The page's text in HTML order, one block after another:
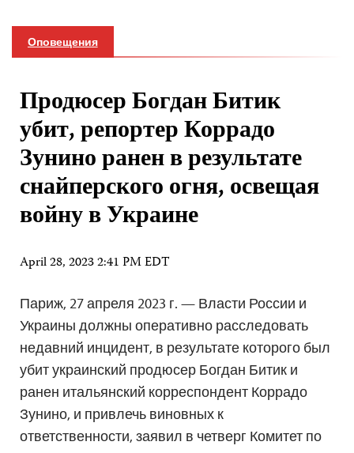
Оповещения
Продюсер Богдан Битик
убит, репортер Коррадо
Зунино ранен в результате
снайперского огня, освещая
войну в Украине
April 28, 2023 2:41 PM EDT
Париж, 27 апреля 2023 г. — Власти России и
Украины должны оперативно расследовать
недавний инцидент, в результате которого был
убит украинский продюсер Богдан Битик и
ранен итальянский корреспондент Коррадо
Зунино, и привлечь виновных к
ответственности, заявил в четверг Комитет по